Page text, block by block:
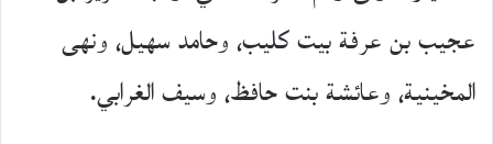
عجيب بن عرفة بيت كليب، وحامد سهيل، ونهى
المخينية، وعائشة بنت حافظ، وسيف الغرابي.